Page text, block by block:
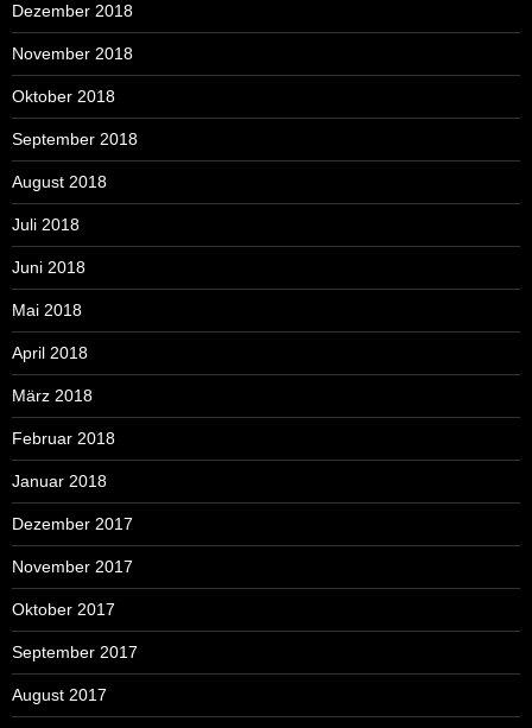
Dezember 2018
November 2018
Oktober 2018
September 2018
August 2018
Juli 2018
Juni 2018
Mai 2018
April 2018
März 2018
Februar 2018
Januar 2018
Dezember 2017
November 2017
Oktober 2017
September 2017
August 2017